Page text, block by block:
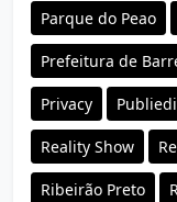
Parque do Peao
Prefeitura de
Privacy
Reality Show
Ribeirão Preto